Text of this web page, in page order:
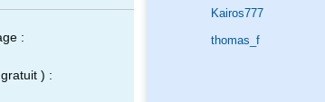
Kairos777
thomas_f
:
) :